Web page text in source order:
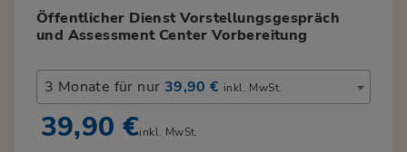
Öffentlicher Dienst Vorstellungsgespräch
und Assessment Center Vorbereitung
3 Monate für nur 39,90 € inkl. MwSt.
39,90 €inkl. MwSt.